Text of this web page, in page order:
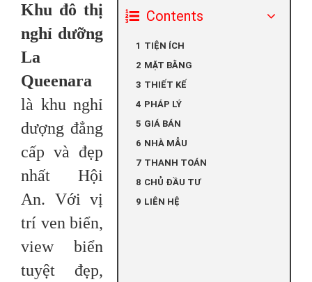
Contents
TIỆN ÍCH
MẶT BẰNG
THIẾT KẾ
PHÁP LÝ
GIÁ BÁN
NHÀ MẪU
THANH TOÁN
CHỦ ĐẦU TƯ
LIÊN HỆ
Khu đô thị
nghỉ dưỡng
La
Queenara
là khu nghỉ
dượng đẳng
cấp và đẹp
nhất Hội
An. Với vị
trí ven biển,
view biển
tuyệt đẹp,